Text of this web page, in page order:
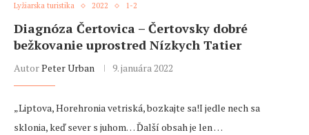
Lyžiarska turistika 2022 1-2
Diagnóza Čertovica – Čertovsky dobré
bežkovanie uprostred Nízkych Tatier
AutorPeter Urban 9. januára 2022
„Liptova, Horehronia vetriská, bozkajte sa!I jedle nech sa
sklonia, keď sever s juhom… Ďalší obsah je len …